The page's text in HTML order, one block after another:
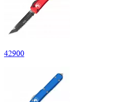
42900